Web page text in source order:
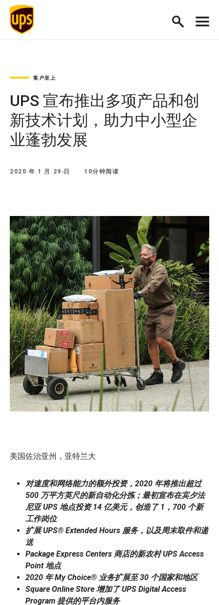
客户至上
UPS 宣布推出多项产品和创
新技术计划，助力中小型企
业蓬勃发展
2020 年 1 月 29 日 10分钟阅读
美国佐治亚州，亚特兰大
对速度和网络能力的额外投资，2020 年将推出超过
500 万平方英尺的新自动化分拣；最初宣布在宾夕法
尼亚 UPS 地点投资 14 亿美元，创造了 1，700 个新
工作岗位
扩展 UPS® Extended Hours 服务，以及周末取件和递
送
Package Express Centers 商店的新农村 UPS Access
Point 地点
2020 年 My Choice® 业务扩展至 30 个国家和地区
Square Online Store 增加了 UPS Digital Access
Program 提供的平台内服务